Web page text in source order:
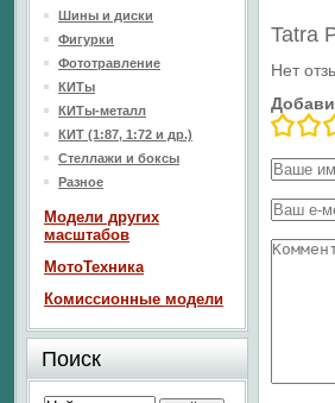
Tatra
Нет
Шины и диски
Фигурки
Фототравление
КИТы
КИТы-металл
КИТ (1:87, 1:72 и др.)
Стеллажи и боксы
Разное
Модели других
масштабов
МотоТехника
Комиссионные модели
Поиск